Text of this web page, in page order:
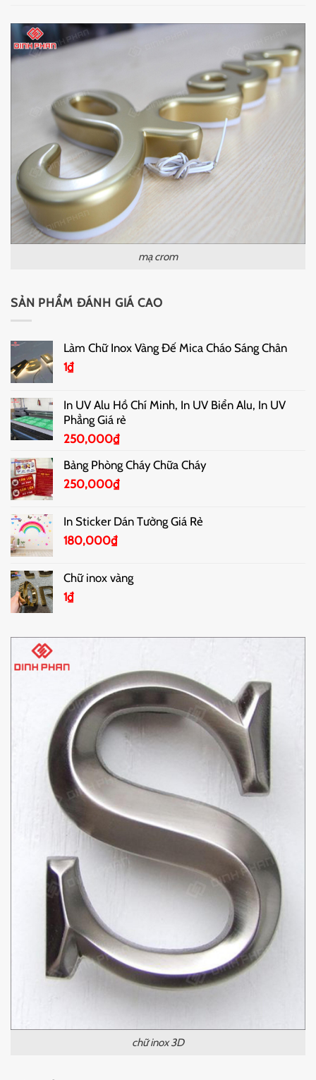
mạ crom
SẢN PHẨM ĐÁNH GIÁ CAO
Làm Chữ Inox Vàng Đế Mica Cháo Sáng Chân
1₫
In UV Alu Hồ Chí Minh, In UV Biển Alu, In UV
Phẳng Giá rẻ
250,000₫
Bảng Phòng Cháy Chữa Cháy
250,000₫
In Sticker Dán Tường Giá Rẻ
180,000₫
Chữ inox vàng
1₫
chữ inox 3D